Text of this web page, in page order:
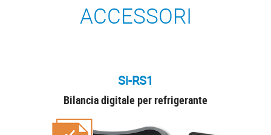
ACCESSORI
Si-RS1
Bilancia digitale per refrigerante